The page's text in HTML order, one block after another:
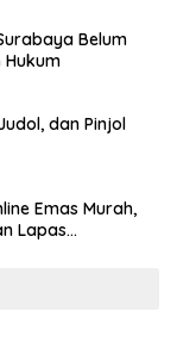
Belum
Hukum
dan Pinjol
Emas Murah,
Lapas